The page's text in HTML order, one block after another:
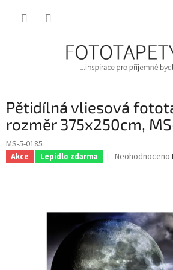
Pětidílná vliesová
rozměr 375x250cm,
MS-5-0185
Akce Lepidlo zdarma
Průměrné
z
5
hvězdiček.
Neohodnoceno